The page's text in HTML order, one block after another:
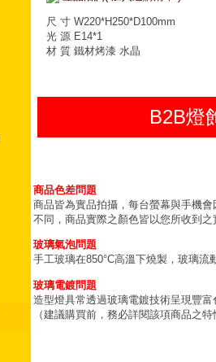
尺 寸 W220*H250*D100mm
光 源 E14*1
材 質 鐵材烤漆 水晶
B2B燈
商品色差問題
商品皆為實品拍攝，每台螢幕與手機
不同，商品實際之顏色皆以您所收到之
玻璃氣泡問題
手工玻璃在850°C高溫下燒製，玻璃
玻璃電鍍問題
造型燈具常透過玻璃電鍍技術呈現豐
（建議購買前，務必詳閱該項商品之